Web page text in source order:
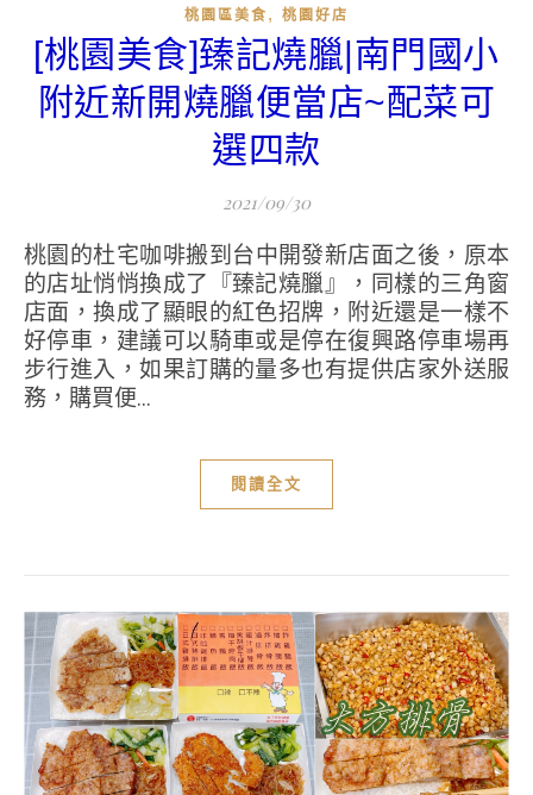
桃園區美食 , 桃園好店
[桃園美食]臻記燒臘|南門國小
附近新開燒臘便當店~配菜可
選四款
2021/09/30
桃園的杜宅咖啡搬到台中開發新店面之後，原本
的店址悄悄換成了『臻記燒臘』，同樣的三角窗
店面，換成了顯眼的紅色招牌，附近還是一樣不
好停車，建議可以騎車或是停在復興路停車場再
步行進入，如果訂購的量多也有提供店家外送服
務，購買便...
閱讀全文